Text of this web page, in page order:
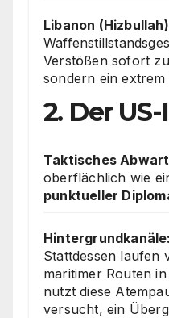
Libanon
Verstößen sofort
sondern ein
2. Der
Taktisches
oberflächlich wie
punktueller
Hintergrundkanäle:
Stattdessen laufen
maritimer Routen
nutzt diese
versucht, ein